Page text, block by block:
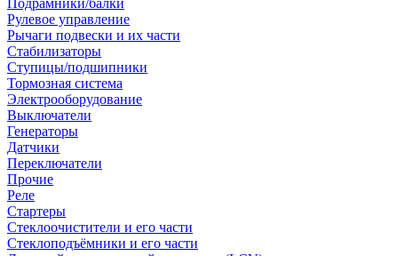
Подрамники/балки
Рулевое управление
Рычаги подвески и их части
Стабилизаторы
Ступицы/подшипники
Тормозная система
Электрооборудование
Выключатели
Генераторы
Датчики
Переключатели
Прочие
Реле
Стартеры
Стеклоочистители и его части
Стеклоподъёмники и его части